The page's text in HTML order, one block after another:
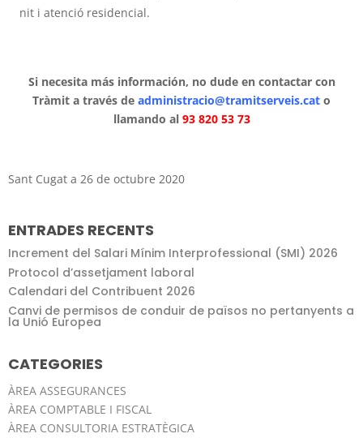
nit i atenció residencial.
Si necesita más información, no dude en contactar con
Tràmit a través de administracio@tramitserveis.cat o
llamando al93 820 53 73
Sant Cugat a 26 de octubre 2020
ENTRADES RECENTS
Increment del Salari Mínim Interprofessional (SMI) 2026
Protocol d’assetjament laboral
Calendari del Contribuent 2026
Canvi de permisos de conduir de països no pertanyents a
la Unió Europea
CATEGORIES
ÀREA ASSEGURANCES
ÀREA COMPTABLE I FISCAL
ÀREA CONSULTORIA ESTRATÈGICA